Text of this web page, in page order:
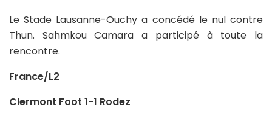
Le Stade Lausanne-Ouchy a concédé le nul contre
Thun. Sahmkou Camara a participé à toute la
rencontre.
France/L2
Clermont Foot 1-1 Rodez